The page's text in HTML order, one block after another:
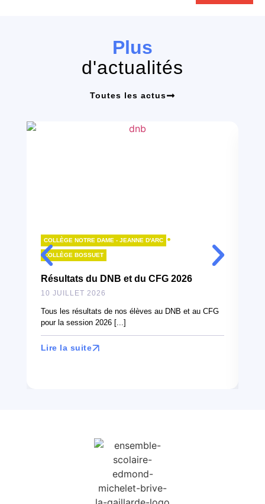
Plus
d'actualités
Toutes les actus
COLLÈGE NOTRE DAME - JEANNE D'ARC •
COLLÈGE BOSSUET
Résultats du DNB et du CFG 2026
10 JUILLET 2026
Tous les résultats de nos élèves au DNB et au CFG
pour la session 2026 [...]
Lire la suite